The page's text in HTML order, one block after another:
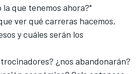
que tenemos ahora?"
ver qué carreras hacemos,
y cuáles serán los
¿nos abandonarán?